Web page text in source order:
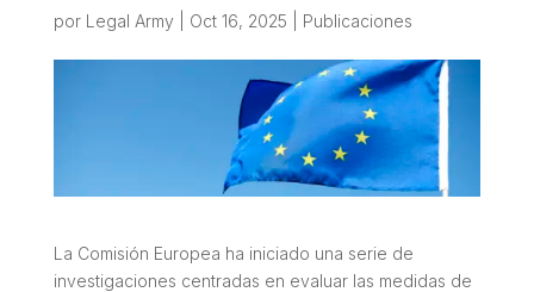
por Legal Army Oct 16, 2025 Publicaciones
La Comisión Europea ha iniciado una serie de
investigaciones centradas en evaluar las medidas de